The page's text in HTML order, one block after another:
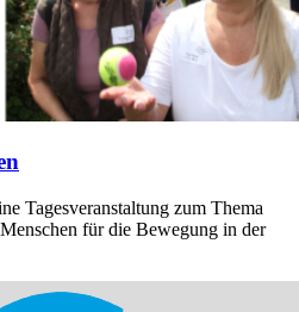
Tagesveranstaltung zum Thema
für die Bewegung in der